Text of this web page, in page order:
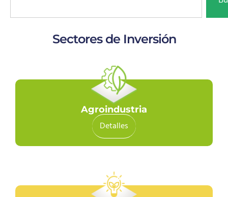
Sectores de Inversión
Agroindustria
Detalles